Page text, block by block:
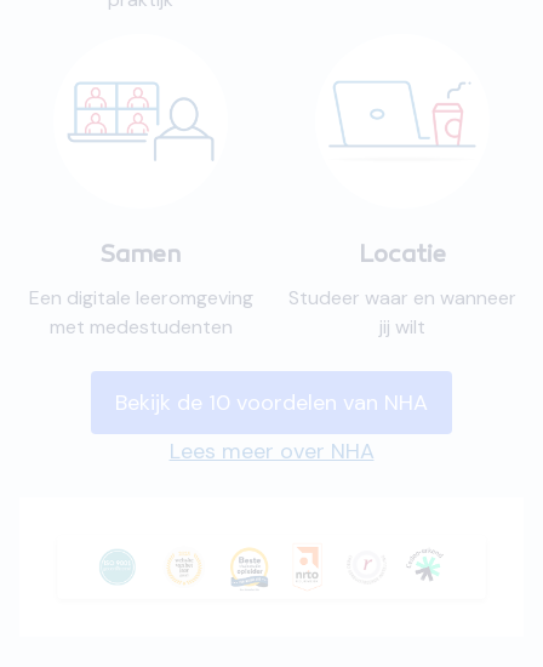
Samen
Een digitale leeromgeving
met medestudenten
Locatie
Studeer waar en wanneer
jij wilt
Bekijk de 10 voordelen van NHA
Lees meer over NHA